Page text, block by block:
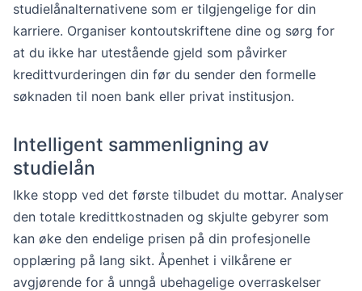
studielånalternativene som er tilgjengelige for din
karriere. Organiser kontoutskriftene dine og sørg for
at du ikke har utestående gjeld som påvirker
kredittvurderingen din før du sender den formelle
søknaden til noen bank eller privat institusjon.
Intelligent sammenligning av
studielån
Ikke stopp ved det første tilbudet du mottar. Analyser
den totale kredittkostnaden og skjulte gebyrer som
kan øke den endelige prisen på din profesjonelle
opplæring på lang sikt. Åpenhet i vilkårene er
avgjørende for å unngå ubehagelige overraskelser